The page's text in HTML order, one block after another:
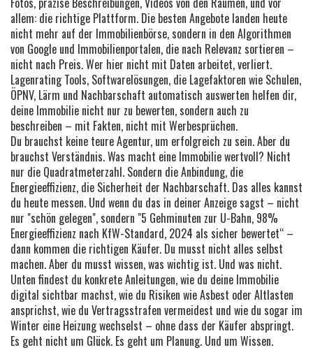
allem: die richtige Plattform. Die besten Angebote landen heute
nicht mehr auf der Immobilienbörse, sondern in den Algorithmen
von Google und Immobilienportalen, die nach Relevanz sortieren –
nicht nach Preis. Wer hier nicht mit Daten arbeitet, verliert.
Lagenrating Tools, Softwarelösungen, die Lagefaktoren wie Schulen,
ÖPNV, Lärm und Nachbarschaft automatisch auswerten helfen dir,
deine Immobilie nicht nur zu bewerten, sondern auch zu
beschreiben – mit Fakten, nicht mit Werbesprüchen.
Du brauchst keine teure Agentur, um erfolgreich zu sein. Aber du
brauchst Verständnis. Was macht eine Immobilie wertvoll? Nicht
nur die Quadratmeterzahl. Sondern die Anbindung, die
Energieeffizienz, die Sicherheit der Nachbarschaft. Das alles kannst
du heute messen. Und wenn du das in deiner Anzeige sagst – nicht
nur "schön gelegen", sondern "5 Gehminuten zur U-Bahn, 98%
Energieeffizienz nach KfW-Standard, 2024 als sicher bewertet“ –
dann kommen die richtigen Käufer. Du musst nicht alles selbst
machen. Aber du musst wissen, was wichtig ist. Und was nicht.
Unten findest du konkrete Anleitungen, wie du deine Immobilie
digital sichtbar machst, wie du Risiken wie Asbest oder Altlasten
ansprichst, wie du Vertragsstrafen vermeidest und wie du sogar im
Winter eine Heizung wechselst – ohne dass der Käufer abspringt.
Es geht nicht um Glück. Es geht um Planung. Und um Wissen.